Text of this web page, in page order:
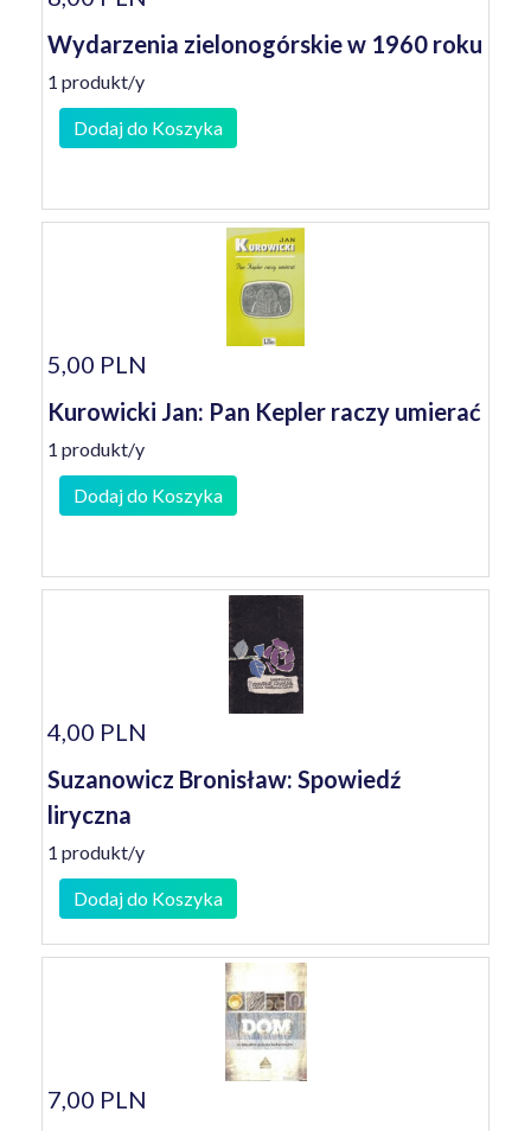
Wydarzenia zielonogórskie w 1960 roku
1 produkt/y
Dodaj do Koszyka
5,00 PLN
Kurowicki Jan: Pan Kepler raczy umierać
1 produkt/y
Dodaj do Koszyka
4,00 PLN
Suzanowicz Bronisław: Spowiedź
liryczna
1 produkt/y
Dodaj do Koszyka
7,00 PLN